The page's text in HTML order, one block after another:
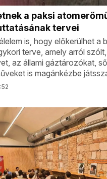
a paksi
tervei
is, hogy előkerülhet a
terve, amely arról
az állami gáztározókat,
is magánkézbe